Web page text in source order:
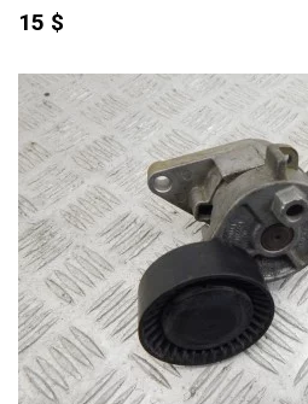
15 $